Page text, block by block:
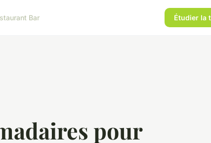
Bar Étudier la
pour